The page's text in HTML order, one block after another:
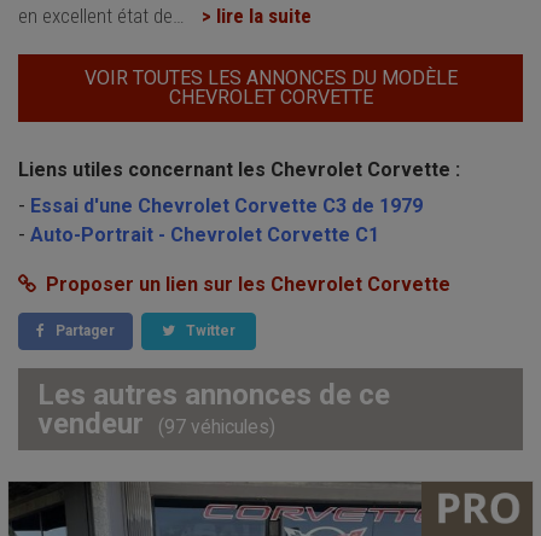
en excellent état de
> lire la suite
VOIR TOUTES LES ANNONCES DU MODÈLE
CHEVROLET CORVETTE
Liens utiles concernant les Chevrolet Corvette :
- Essai d'une Chevrolet Corvette C3 de 1979
- Auto-Portrait - Chevrolet Corvette C1
Proposer un lien sur les Chevrolet Corvette
Partager Twitter
Les autres annonces de ce
vendeur
(97 véhicules)